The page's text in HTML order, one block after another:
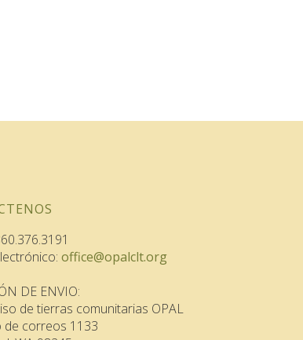
office@opalclt.org
DE ENVIO:
de tierras comunitarias OPAL
de correos 1133